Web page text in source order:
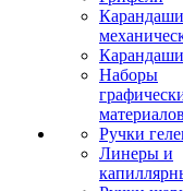
Карандаши
Наборы
материалов
Ручки
Линеры и